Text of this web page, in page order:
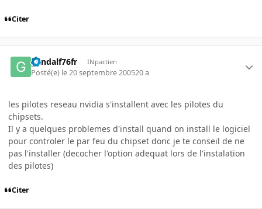
Citer
gandalf76fr INpactien
Posté(e) le 20 septembre 200520 a
les pilotes reseau nvidia s'installent avec les pilotes du
chipsets.
Il y a quelques problemes d'install quand on install le logiciel
pour controler le par feu du chipset donc je te conseil de ne
pas l'installer (decocher l'option adequat lors de l'instalation
des pilotes)
Citer